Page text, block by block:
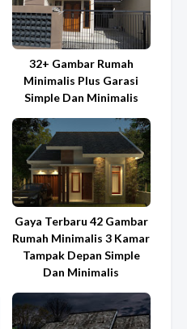
32+ Gambar Rumah
Minimalis Plus Garasi
Simple Dan Minimalis
Gaya Terbaru 42 Gambar
Rumah Minimalis 3 Kamar
Tampak Depan Simple
Dan Minimalis